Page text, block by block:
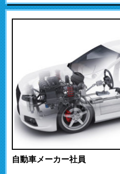
自動車メーカー社員